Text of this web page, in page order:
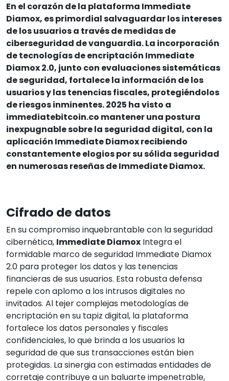
En el corazón de la plataforma Immediate
Diamox, es primordial salvaguardar los intereses
de los usuarios a través de medidas de
ciberseguridad de vanguardia. La incorporación
de tecnologías de encriptación Immediate
Diamox 2.0, junto con evaluaciones sistemáticas
de seguridad, fortalece la información de los
usuarios y las tenencias fiscales, protegiéndolos
de riesgos inminentes. 2025 ha visto a
immediatebitcoin.co mantener una postura
inexpugnable sobre la seguridad digital, con la
aplicación Immediate Diamox recibiendo
constantemente elogios por su sólida seguridad
en numerosas reseñas de Immediate Diamox.
Cifrado de datos
En su compromiso inquebrantable con la seguridad
cibernética, Immediate Diamox Integra el
formidable marco de seguridad Immediate Diamox
2.0 para proteger los datos y las tenencias
financieras de sus usuarios. Esta robusta defensa
repele con aplomo a los intrusos digitales no
invitados. Al tejer complejas metodologías de
encriptación en su tapiz digital, la plataforma
fortalece los datos personales y fiscales
confidenciales, lo que brinda a los usuarios la
seguridad de que sus transacciones están bien
protegidas. La sinergia con estimadas entidades de
corretaje contribuye a un baluarte impenetrable,